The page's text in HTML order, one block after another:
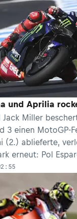
und Aprilia
Miller
3 einen MotoGP-
(2.) ablieferte,
erneut: Pol